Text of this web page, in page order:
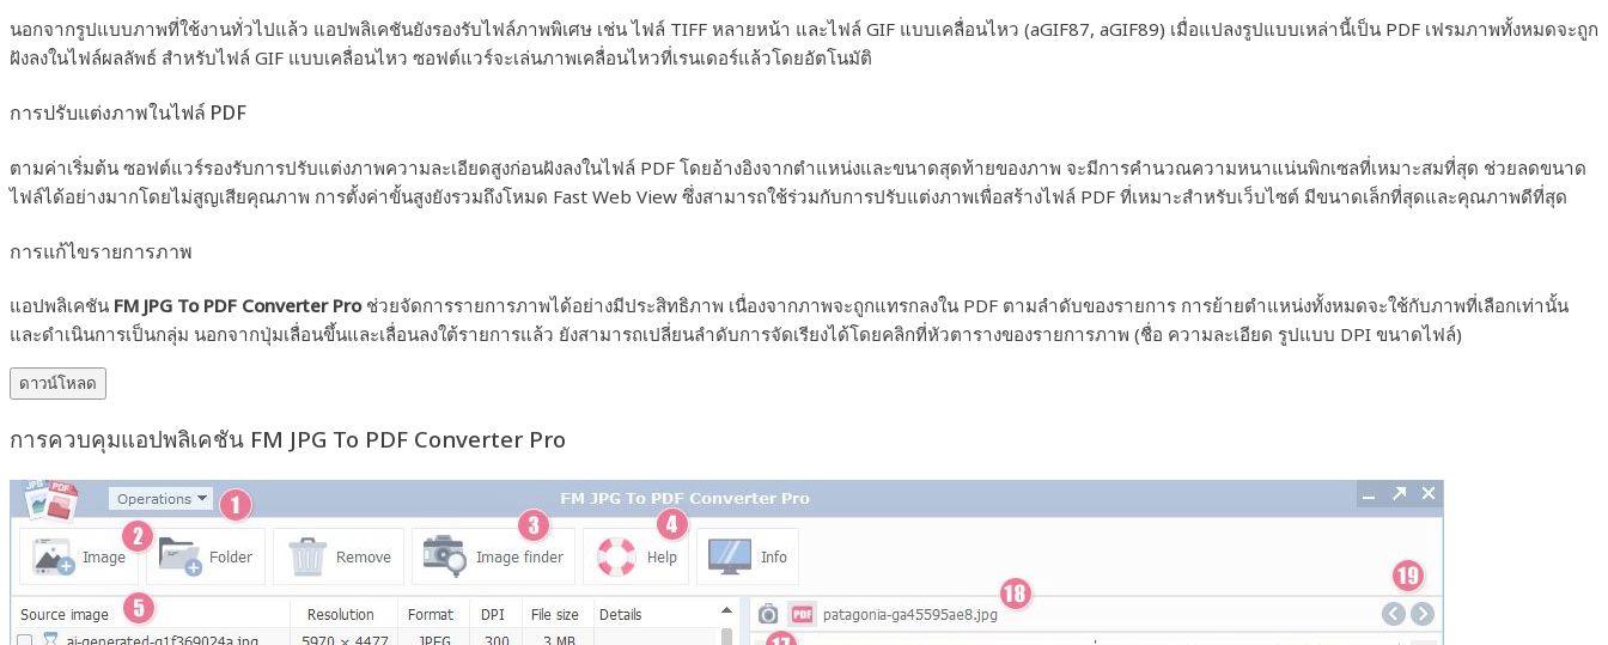
นอกจากรูปแบบภาพที่ใช้งานทั่วไปแล้ว แอปพลิเคชันยังรองรับไฟล์ภาพพิเศษ เช่น ไฟล์ TIFF หลายหน้า และไฟล์ GIF แบบเคลื่อนไหว (aGIF87, aGIF89) เมื่อแปลงรูปแบบเหล่านี้เป็น PDF เฟรมภาพทั้งหมดจะถูก
ฝังลงในไฟล์ผลลัพธ์ สำหรับไฟล์ GIF แบบเคลื่อนไหว ซอฟต์แวร์จะเล่นภาพเคลื่อนไหวที่เรนเดอร์แล้วโดยอัตโนมัติ
การปรับแต่งภาพในไฟล์ PDF
ตามค่าเริ่มต้น ซอฟต์แวร์รองรับการปรับแต่งภาพความละเอียดสูงก่อนฝังลงในไฟล์ PDF โดยอ้างอิงจากตำแหน่งและขนาดสุดท้ายของภาพ จะมีการคำนวณความหนาแน่นพิกเซลที่เหมาะสมที่สุด ช่วยลดขนาด
ไฟล์ได้อย่างมากโดยไม่สูญเสียคุณภาพ การตั้งค่าขั้นสูงยังรวมถึงโหมด Fast Web View ซึ่งสามารถใช้ร่วมกับการปรับแต่งภาพเพื่อสร้างไฟล์ PDF ที่เหมาะสำหรับเว็บไซต์ มีขนาดเล็กที่สุดและคุณภาพดีที่สุด
การแก้ไขรายการภาพ
แอปพลิเคชัน FM JPG To PDF Converter Proช่วยจัดการรายการภาพได้อย่างมีประสิทธิภาพ เนื่องจากภาพจะถูกแทรกลงใน PDF ตามลำดับของรายการ การย้ายตำแหน่งทั้งหมดจะใช้กับภาพที่เลือกเท่านั้น
และดำเนินการเป็นกลุ่ม นอกจากปุ่มเลื่อนขึ้นและเลื่อนลงใต้รายการแล้ว ยังสามารถเปลี่ยนลำดับการจัดเรียงได้โดยคลิกที่หัวตารางของรายการภาพ (ชื่อ ความละเอียด รูปแบบ DPI ขนาดไฟล์)
ดาวน์โหลด
การควบคุมแอปพลิเคชัน FM JPG To PDF Converter Pro